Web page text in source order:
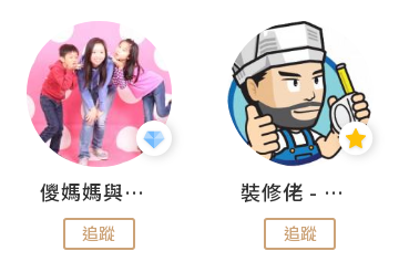
儍媽媽與兩隻小魔怪之家
追蹤
裝修佬 - 香港一站式網上裝修平台
追蹤